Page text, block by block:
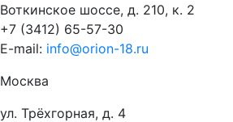
Воткинское шоссе, д. 210, к. 2
+7 (3412) 65-57-30
E-mail: info@orion-18.ru
Москва
ул. Трёхгорная, д. 4